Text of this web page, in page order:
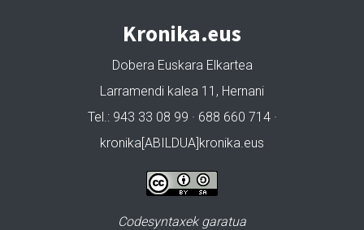
Kronika.eus
Dobera Euskara Elkartea
Larramendi kalea 11, Hernani
Tel.: 943 33 08 99 · 688 660 714 ·
kronika[ABILDUA]kronika.eus
Codesyntaxek garatua